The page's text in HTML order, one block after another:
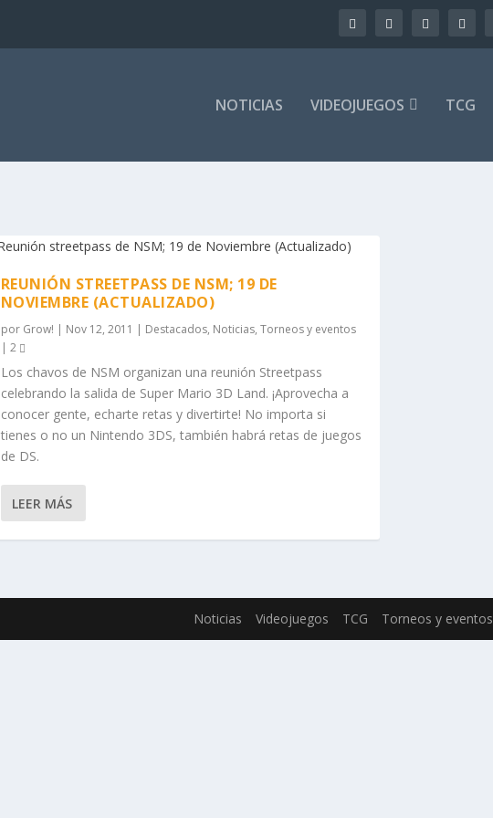
NOTICIAS VIDEOJUEGOS TCG
REUNIÓN STREETPASS DE NSM; 19 DE
NOVIEMBRE (ACTUALIZADO)
por Grow! | Nov 12, 2011 | Destacados, Noticias, Torneos y eventos
| 2
Los chavos de NSM organizan una reunión Streetpass
celebrando la salida de Super Mario 3D Land. ¡Aprovecha a
conocer gente, echarte retas y divertirte! No importa si
tienes o no un Nintendo 3DS, también habrá retas de juegos
de DS.
LEER MÁS
Noticias Videojuegos TCG Torneos y eventos